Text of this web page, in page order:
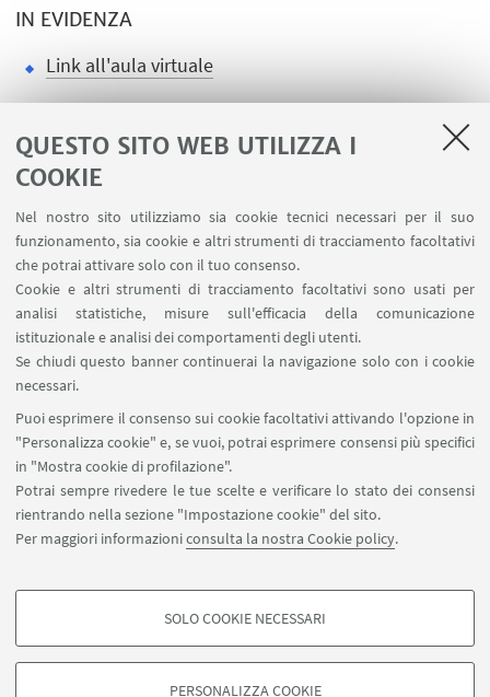
QUESTO SITO WEB UTILIZZA I
COOKIE
Nel nostro sito utilizziamo sia cookie tecnici necessari per il suo
funzionamento, sia cookie e altri strumenti di tracciamento facoltativi
che potrai attivare solo con il tuo consenso.
Cookie e altri strumenti di tracciamento facoltativi sono usati per
analisi statistiche, misure sull'efficacia della comunicazione
istituzionale e analisi dei comportamenti degli utenti.
Se chiudi questo banner continuerai la navigazione solo con i cookie
necessari.
Puoi esprimere il consenso sui cookie facoltativi attivando l'opzione in
"Personalizza cookie" e, se vuoi, potrai esprimere consensi più specifici
in "Mostra cookie di profilazione".
Potrai sempre rivedere le tue scelte e verificare lo stato dei consensi
rientrando nella sezione "Impostazione cookie" del sito.
Per maggiori informazioniconsulta la nostra Cookie policy.
COOKIE DI PROFILAZIONE - FACOLTATIVI
SOLO COOKIE NECESSARI
PERSONALIZZA COOKIE
IN EVIDENZA
Link all'aula virtuale
Locandina
[ .pdf 858.46 KB ]
LINK UTILI
Contatti
Area riservata
SEGUI UNIBO SU:
APP:
©Copyright 2026 - ALMA MATER STUDIORUM - Università di
Bologna - Via Zamboni, 33 - 40126 Bologna - PI: 01131710376 - CF: